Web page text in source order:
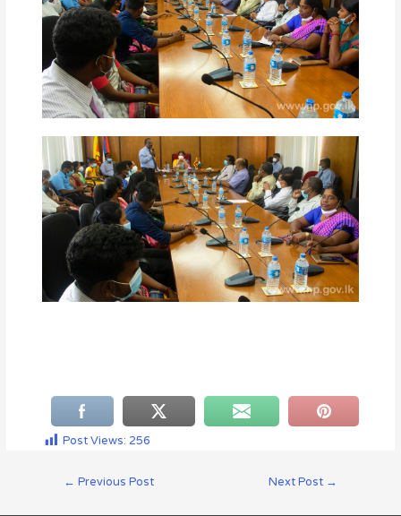
Post Views: 256
← Previous Post Next Post →